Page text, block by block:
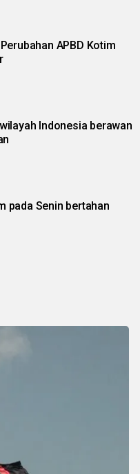
APBD Kotim
Indonesia berawan
pada Senin bertahan